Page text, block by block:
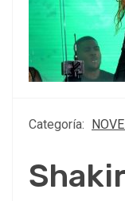
Categoría: